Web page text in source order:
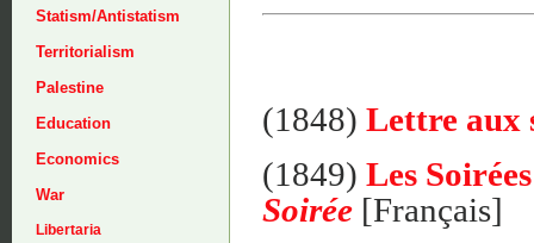
Statism/Antistatism
Territorialism
Palestine
Education
Economics
War
Libertaria
(1848) Lettre aux
(1849) Les
Soirée [Français]